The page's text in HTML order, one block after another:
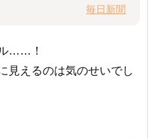
毎日新聞
……！
見えるのは気のせいでし